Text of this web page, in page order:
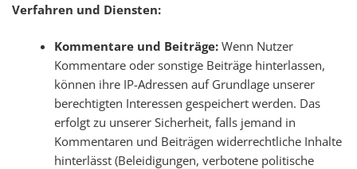
Verfahren und Diensten:
Kommentare und Beiträge:Wenn Nutzer
Kommentare oder sonstige Beiträge hinterlassen,
können ihre IP-Adressen auf Grundlage unserer
berechtigten Interessen gespeichert werden. Das
erfolgt zu unserer Sicherheit, falls jemand in
Kommentaren und Beiträgen widerrechtliche Inhalte
hinterlässt (Beleidigungen, verbotene politische